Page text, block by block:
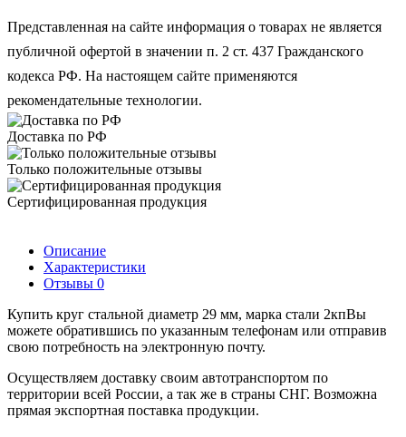
Представленная на сайте информация о товарах не является
публичной офертой в значении п. 2 ст. 437 Гражданского
кодекса РФ. На настоящем сайте применяются
рекомендательные технологии.
Доставка по РФ
Только положительные отзывы
Сертифицированная продукция
Описание
Характеристики
Отзывы 0
Купить круг стальной диаметр 29 мм, марка стали 2кпВы
можете обратившись по указанным телефонам или отправив
свою потребность на электронную почту.
Осуществляем доставку своим автотранспортом по
территории всей России, а так же в страны СНГ. Возможна
прямая экспортная поставка продукции.